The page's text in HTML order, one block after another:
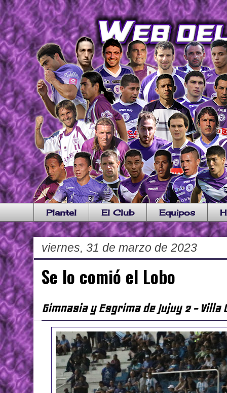
Plantel El Club Equipos
viernes, 31 de marzo de 2023
Se lo comió el Lobo
Gimnasia y Esgrima de Jujuy 2 - Villa